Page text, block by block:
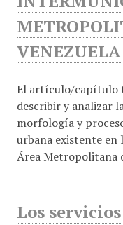
VENEZUELA
El artículo/capítulo
describir y analizar
morfología y
urbana existente en
Área Metropolitana
Los